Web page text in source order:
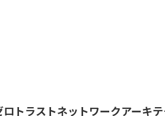
ロトラストネットワークアーキ